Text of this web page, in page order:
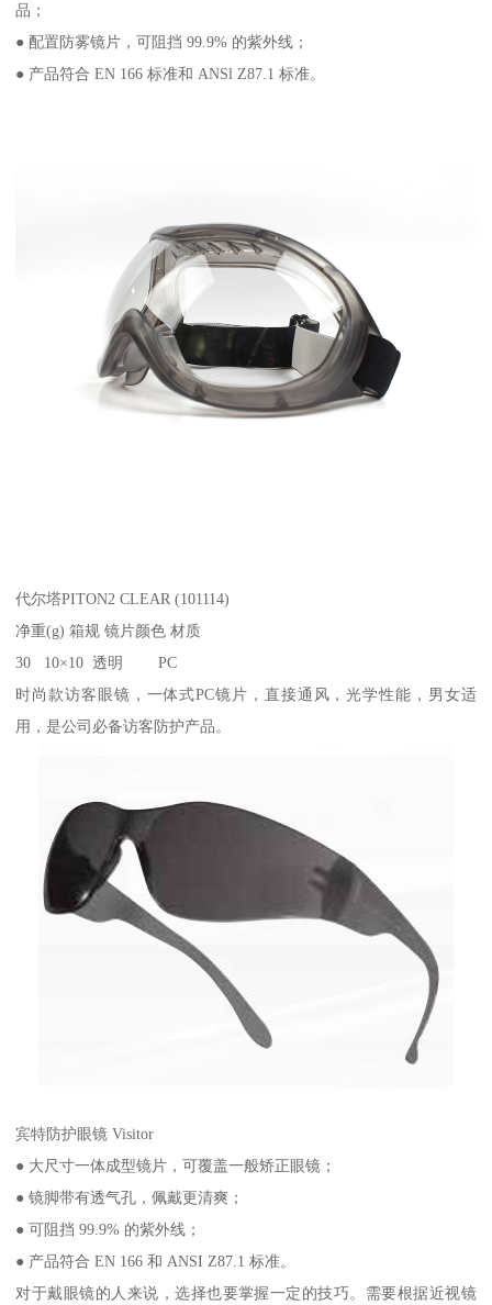
品；
● 配置防雾镜片，可阻挡 99.9% 的紫外线；
● 产品符合 EN 166 标准和 ANSl Z87.1 标准。
代尔塔PITON2 CLEAR (101114)
净重(g) 箱规 镜片颜色 材质
30 10×10 透明 PC
时尚款访客眼镜，一体式PC镜片，直接通风，光学性能，男女适
用，是公司必备访客防护产品。
宾特防护眼镜 Visitor
● 大尺寸一体成型镜片，可覆盖一般矫正眼镜；
● 镜脚带有透气孔，佩戴更清爽；
● 可阻挡 99.9% 的紫外线；
● 产品符合 EN 166 和 ANSI Z87.1 标准。
对于戴眼镜的人来说，选择也要掌握一定的技巧。需要根据近视镜